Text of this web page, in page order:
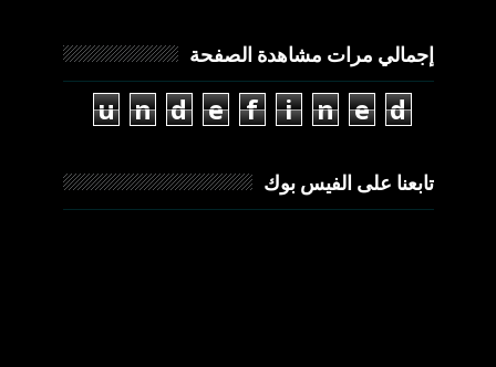
إجمالي مرات مشاهدة الصفحة
u n d e f i n e d
تابعنا على الفيس بوك